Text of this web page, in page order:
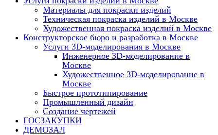
Материалы для покраски изделий
Техническая покраска изделий в Москве
Художественная покраска изделий в Москве
Конструкторское бюро и разработка в Москве
Услуги 3D-моделирования в Москве
Инженерное 3D-моделирование в
Москве
Художественное 3D-моделирование в
Москве
Быстрое прототипирование
Промышленный дизайн
Создание чертежей
ГОСЗАКУПКИ
ДЕМОЗАЛ